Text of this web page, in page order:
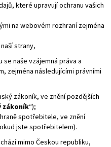
které upravují ochranu vašich
na webovém rozhraní zejména
strany,
naše vzájemná práva a
zejména následujícími právními
zákoník, ve znění pozdějších
zákoník“);
spotřebitele, ve znění
jste spotřebitelem).
mimo Českou republiku,